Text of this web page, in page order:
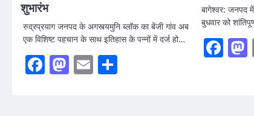
शुभारंभ
रुद्रप्रयाग जनपद के अगस्त्यमुनि ब्लॉक का बेंजी गांव अब
एक विशिष्ट पहचान के साथ इतिहास के पन्नों में दर्ज हो…
Facebook
Mastodon
Email
बागेश्वर: जनपद
बुधवार को